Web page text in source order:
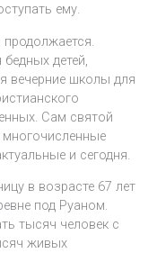
ему.
детей,
вечерние школы для
Сам святой
многочисленные
и сегодня.
в возрасте 67 лет
под Руаном.
тысяч человек с
живых